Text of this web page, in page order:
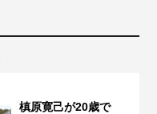
槙原寛己が20歳で